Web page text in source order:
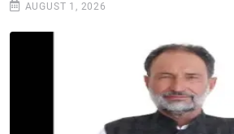
AUGUST 1, 2026